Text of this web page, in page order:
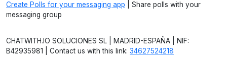
Create Polls for your messaging app | Share polls with your
messaging group
CHATWITH.IO SOLUCIONES SL | MADRID-ESPAÑA | NIF:
B42935981 | Contact us with this link: 34627524218